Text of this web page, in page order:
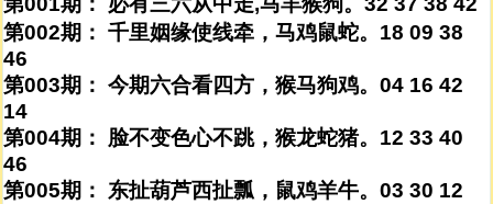
第002期： 千里姻缘使线牵，马鸡鼠蛇。18 09 38
46
第003期： 今期六合看四方，猴马狗鸡。04 16 42
14
第004期： 脸不变色心不跳，猴龙蛇猪。12 33 40
46
第005期： 东扯葫芦西扯瓢，鼠鸡羊牛。03 30 12